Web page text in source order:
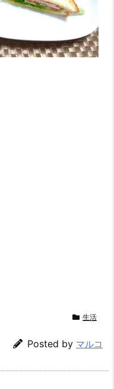
生活
Posted by マルコ